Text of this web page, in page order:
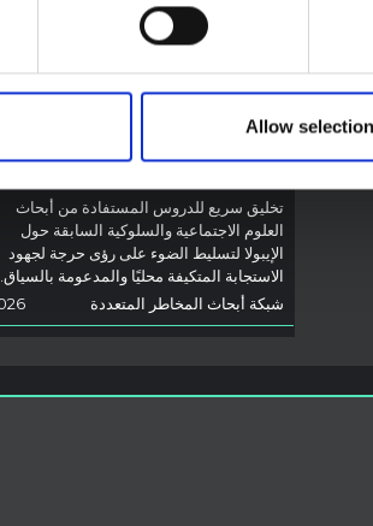
Allow selection
توصيات: التخليق السريع
والسلوكية حول الإيبولا من أجل
تفشي فيروس بونديبوغيو
الكونغو الديمقراطية
تخليق سريع للدروس المستفادة من أبحاث
العلوم الاجتماعية والسلوكية السابقة حول
الإيبولا لتسليط الضوء على رؤى حرجة لجهود
الاستجابة المتكيفة محليًا والمدعومة بالسياق.
شبكة أبحاث المخاطر المتعددة